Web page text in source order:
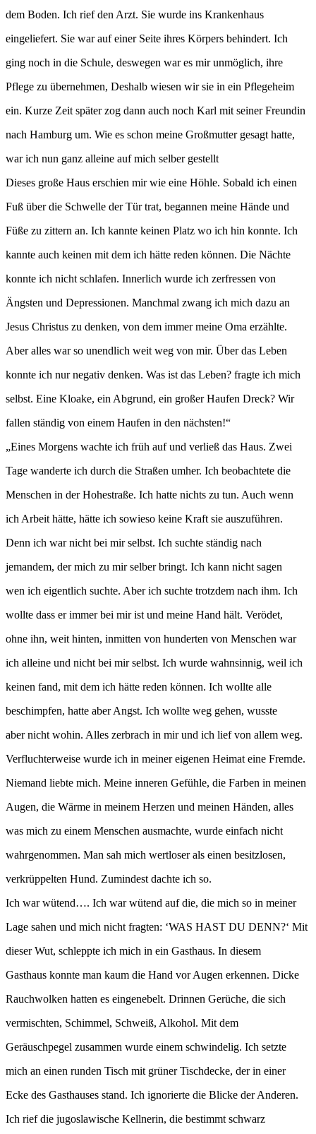
dem Boden. Ich rief den Arzt. Sie wurde ins Krankenhaus
eingeliefert. Sie war auf einer Seite ihres Körpers behindert. Ich
ging noch in die Schule, deswegen war es mir unmöglich, ihre
Pflege zu übernehmen, Deshalb wiesen wir sie in ein Pflegeheim
ein. Kurze Zeit später zog dann auch noch Karl mit seiner Freundin
nach Hamburg um. Wie es schon meine Großmutter gesagt hatte,
war ich nun ganz alleine auf mich selber gestellt
Dieses große Haus erschien mir wie eine Höhle. Sobald ich einen
Fuß über die Schwelle der Tür trat, begannen meine Hände und
Füße zu zittern an. Ich kannte keinen Platz wo ich hin konnte. Ich
kannte auch keinen mit dem ich hätte reden können. Die Nächte
konnte ich nicht schlafen. Innerlich wurde ich zerfressen von
Ängsten und Depressionen. Manchmal zwang ich mich dazu an
Jesus Christus zu denken, von dem immer meine Oma erzählte.
Aber alles war so unendlich weit weg von mir. Über das Leben
konnte ich nur negativ denken. Was ist das Leben? fragte ich mich
selbst. Eine Kloake, ein Abgrund, ein großer Haufen Dreck? Wir
fallen ständig von einem Haufen in den nächsten!“
„Eines Morgens wachte ich früh auf und verließ das Haus. Zwei
Tage wanderte ich durch die Straßen umher. Ich beobachtete die
Menschen in der Hohestraße. Ich hatte nichts zu tun. Auch wenn
ich Arbeit hätte, hätte ich sowieso keine Kraft sie auszuführen.
Denn ich war nicht bei mir selbst. Ich suchte ständig nach
jemandem, der mich zu mir selber bringt. Ich kann nicht sagen
wen ich eigentlich suchte. Aber ich suchte trotzdem nach ihm. Ich
wollte dass er immer bei mir ist und meine Hand hält. Verödet,
ohne ihn, weit hinten, inmitten von hunderten von Menschen war
ich alleine und nicht bei mir selbst. Ich wurde wahnsinnig, weil ich
keinen fand, mit dem ich hätte reden können. Ich wollte alle
beschimpfen, hatte aber Angst. Ich wollte weg gehen, wusste
aber nicht wohin. Alles zerbrach in mir und ich lief von allem weg.
Verfluchterweise wurde ich in meiner eigenen Heimat eine Fremde.
Niemand liebte mich. Meine inneren Gefühle, die Farben in meinen
Augen, die Wärme in meinem Herzen und meinen Händen, alles
was mich zu einem Menschen ausmachte, wurde einfach nicht
wahrgenommen. Man sah mich wertloser als einen besitzlosen,
verkrüppelten Hund. Zumindest dachte ich so.
Ich war wütend…. Ich war wütend auf die, die mich so in meiner
Lage sahen und mich nicht fragten: ‘WAS HAST DU DENN?‘ Mit
dieser Wut, schleppte ich mich in ein Gasthaus. In diesem
Gasthaus konnte man kaum die Hand vor Augen erkennen. Dicke
Rauchwolken hatten es eingenebelt. Drinnen Gerüche, die sich
vermischten, Schimmel, Schweiß, Alkohol. Mit dem
Geräuschpegel zusammen wurde einem schwindelig. Ich setzte
mich an einen runden Tisch mit grüner Tischdecke, der in einer
Ecke des Gasthauses stand. Ich ignorierte die Blicke der Anderen.
Ich rief die jugoslawische Kellnerin, die bestimmt schwarz